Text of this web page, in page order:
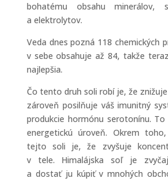
bohatému obsahu minerálov,
a elektrolytov.
Veda dnes pozná 118 chemických
v sebe obsahuje až 84, takže
najlepšia.
Čo tento druh soli robí je, že
zároveň posilňuje váš imunitný
produkcie hormónu serotonínu.
energetickú úroveň. Okrem
tejto soli je, že zvyšuje
v tele. Himalájska soľ je
a dostať ju kúpiť v mnohých